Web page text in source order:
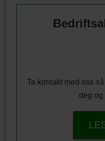
Ta kontakt med oss
deg og